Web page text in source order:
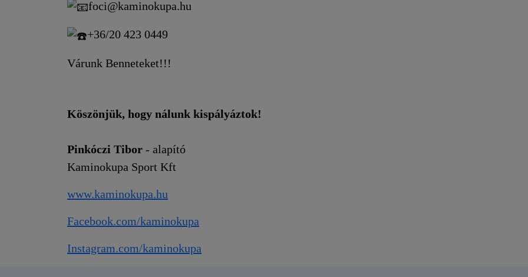
foci@kaminokupa.hu
+36/20 423 0449
Várunk Benneteket!!!
Köszönjük, hogy nálunk kispályáztok!
Pinkóczi Tibor - alapító
Kaminokupa Sport Kft
www.kaminokupa.hu
Facebook.com/kaminokupa
Instagram.com/kaminokupa